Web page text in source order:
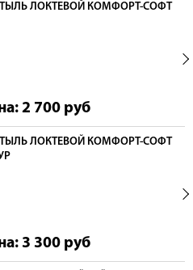
ЛОКТЕВОЙ КОМФОРТ-СОФТ
2 700 руб
ЛОКТЕВОЙ КОМФОРТ-СОФТ
3 300 руб